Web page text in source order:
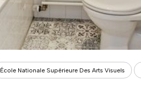
École Nationale Supérieure Des Arts Visuels